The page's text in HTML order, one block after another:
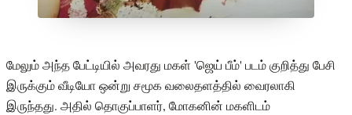
மேலும் அந்த பேட்டியில் அவரது மகள் 'ஜெய் பீம்' படம் குறித்து பேசி
இருக்கும் வீடியோ ஒன்று சமூக வலைதளத்தில் வைரலாகி
இருந்தது. அதில் தொகுப்பாளர், மோகனின் மகளிடம்